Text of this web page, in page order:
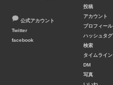
公式アカウント
Twitter
facebook
投稿
アカウント
プロフィール
ハッシュタグ
検索
タイムライン
DM
写真